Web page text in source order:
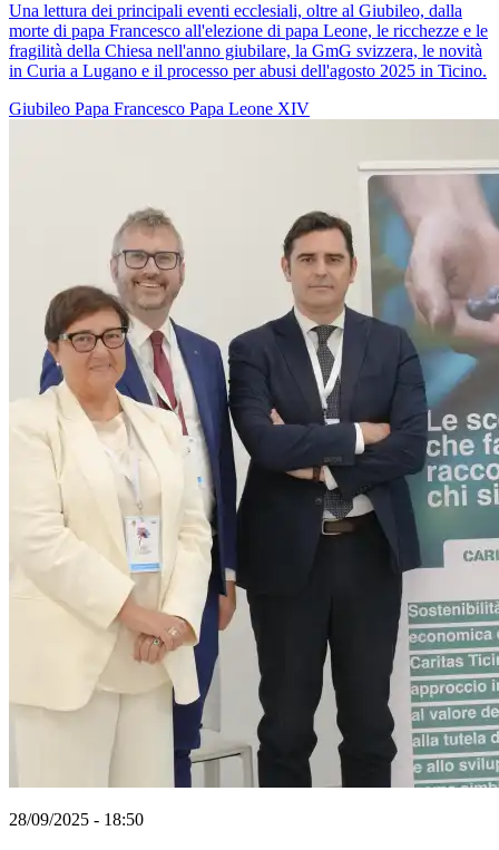
Una lettura dei principali eventi ecclesiali, oltre al Giubileo, dalla
morte di papa Francesco all'elezione di papa Leone, le ricchezze e le
fragilità della Chiesa nell'anno giubilare, la GmG svizzera, le novità
in Curia a Lugano e il processo per abusi dell'agosto 2025 in Ticino.
Giubileo Papa Francesco Papa Leone XIV
28/09/2025 - 18:50